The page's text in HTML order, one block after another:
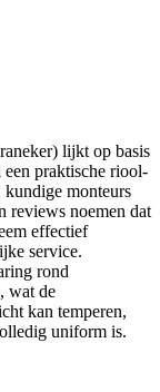
lijkt op basis
praktische riool-
kundige monteurs
reviews noemen dat
effectief
service.
rond
wat de
kan temperen,
uniform is.